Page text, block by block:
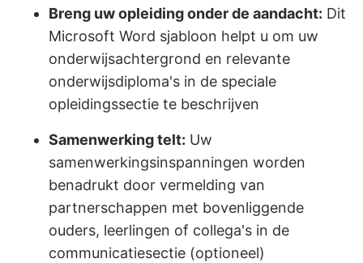
Breng uw opleiding onder de aandacht: Dit
Microsoft Word sjabloon helpt u om uw
onderwijsachtergrond en relevante
onderwijsdiploma's in de speciale
opleidingssectie te beschrijven
Samenwerking telt: Uw
samenwerkingsinspanningen worden
benadrukt door vermelding van
partnerschappen met bovenliggende
ouders, leerlingen of collega's in de
communicatiesectie (optioneel)